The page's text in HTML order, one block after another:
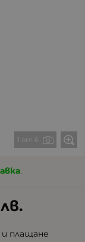
1 от 6
.
лв.
плащане